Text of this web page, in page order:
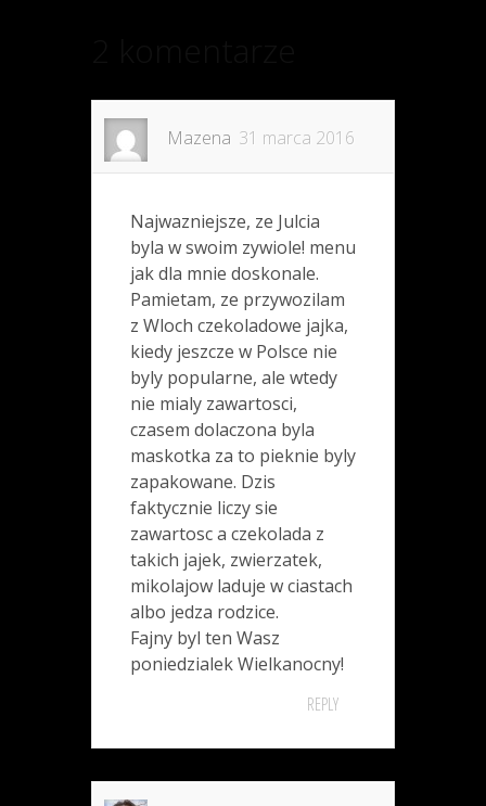
Mazena 31 marca 2016
Najwazniejsze, ze Julcia
byla w swoim zywiole! menu
jak dla mnie doskonale.
Pamietam, ze przywozilam
z Wloch czekoladowe jajka,
kiedy jeszcze w Polsce nie
byly popularne, ale wtedy
nie mialy zawartosci,
czasem dolaczona byla
maskotka za to pieknie byly
zapakowane. Dzis
faktycznie liczy sie
zawartosc a czekolada z
takich jajek, zwierzatek,
mikolajow laduje w ciastach
albo jedza rodzice.
Fajny byl ten Wasz
poniedzialek Wielkanocny!
REPLY